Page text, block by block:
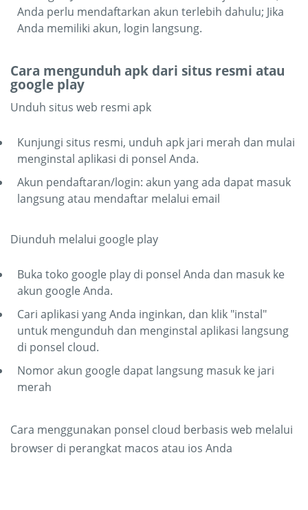
Anda perlu mendaftarkan akun terlebih dahulu; Jika
Anda memiliki akun, login langsung.
Cara mengunduh apk dari situs resmi atau
google play
Unduh situs web resmi apk
Kunjungi situs resmi, unduh apk jari merah dan mulai
menginstal aplikasi di ponsel Anda.
Akun pendaftaran/login: akun yang ada dapat masuk
langsung atau mendaftar melalui email
Diunduh melalui google play
Buka toko google play di ponsel Anda dan masuk ke
akun google Anda.
Cari aplikasi yang Anda inginkan, dan klik "instal"
untuk mengunduh dan menginstal aplikasi langsung
di ponsel cloud.
Nomor akun google dapat langsung masuk ke jari
merah
Cara menggunakan ponsel cloud berbasis web melalui
browser di perangkat macos atau ios Anda